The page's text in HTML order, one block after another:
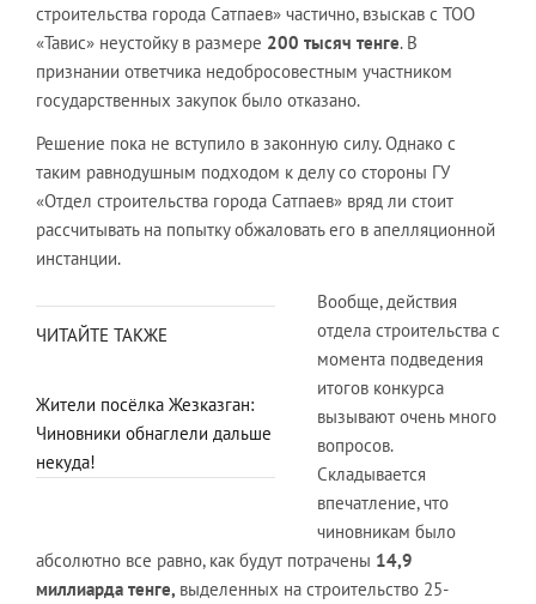
строительства города Сатпаев» частично, взыскав с ТОО
«Тавис» неустойку в размере 200 тысяч тенге. В
признании ответчика недобросовестным участником
государственных закупок было отказано.
Решение пока не вступило в законную силу. Однако с
таким равнодушным подходом к делу со стороны ГУ
«Отдел строительства города Сатпаев» вряд ли стоит
рассчитывать на попытку обжаловать его в апелляционной
инстанции.
ЧИТАЙТЕ ТАКЖЕ
Жители посёлка Жезказган:
Чиновники обнаглели дальше
некуда!
Вообще, действия
отдела строительства с
момента подведения
итогов конкурса
вызывают очень много
вопросов.
Складывается
впечатление, что
чиновникам было
абсолютно все равно, как будут потрачены 14,9
миллиарда тенге, выделенных на строительство 25-